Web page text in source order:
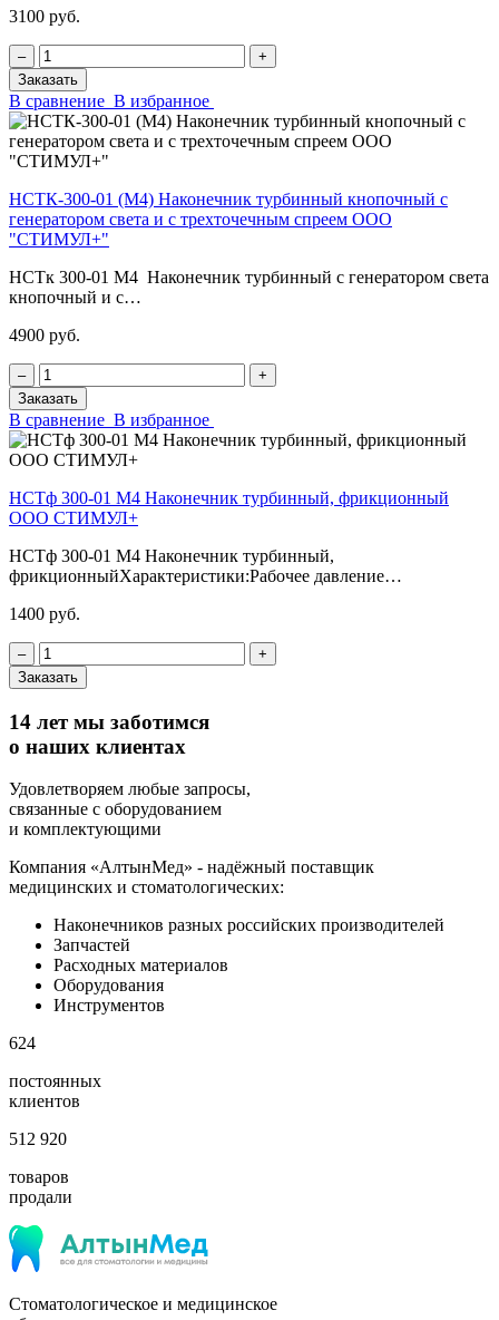
3100 руб.
‒
+
Заказать
В сравнение В избранное
НСТК-300-01 (М4) Наконечник турбинный кнопочный с
генератором света и с трехточечным спреем ООО
"СТИМУЛ+"
НСТк 300-01 М4 Наконечник турбинный с генератором света
кнопочный и с…
4900 руб.
‒
+
Заказать
В сравнение В избранное
НСТф 300-01 М4 Наконечник турбинный, фрикционный
ООО СТИМУЛ+
НСТф 300-01 М4 Наконечник турбинный,
фрикционныйХарактеристики:Рабочее давление…
1400 руб.
‒
+
Заказать
14 лет мы заботимся
о наших клиентах
Удовлетворяем любые запросы,
связанные с оборудованием
и комплектующими
Компания «АлтынМед» - надёжный поставщик
медицинских и стоматологических:
Наконечников разных российских производителей
Запчастей
Расходных материалов
Оборудования
Инструментов
624
постоянных
клиентов
512 920
товаров
продали
Стоматологическое и медицинское